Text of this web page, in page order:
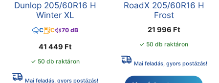
Dunlop 205/60R16 H
Winter XL
C C 70 dB
41 449 Ft
✓ 50 db raktáron
Mai feladás, gyors postázás!
RoadX 205/60R16 H
Frost
21 996 Ft
✓ 50 db raktáron
Mai feladás, gyors postázás!